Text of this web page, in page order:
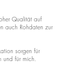
Qualität auf
auch Rohdaten zur
sorgen für
und für mich.